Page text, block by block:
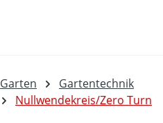
Garten
Gartentechnik
Nullwendekreis/Zero Turn